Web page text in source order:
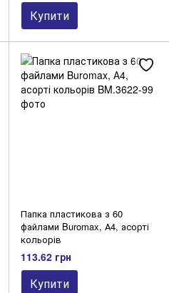
Купити
Папка пластикова з 60
файлами Buromax, А4, асорті
кольорів
113.62 грн
Купити